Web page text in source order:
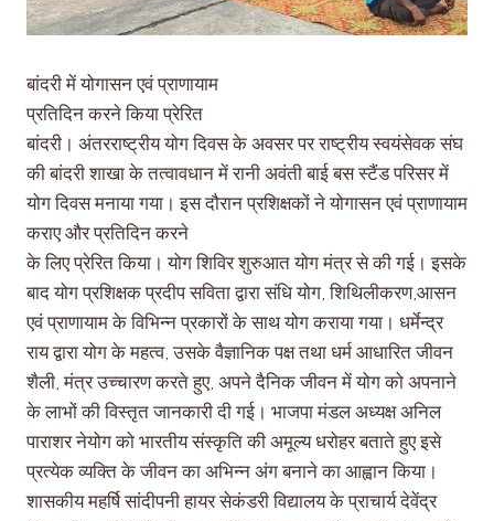
बांदरी में योगासन एवं प्राणायाम
प्रतिदिन करने किया प्रेरित
बांदरी। अंतरराष्ट्रीय योग दिवस के अवसर पर राष्ट्रीय स्वयंसेवक संघ
की बांदरी शाखा के तत्वावधान में रानी अवंती बाई बस स्टैंड परिसर में
योग दिवस मनाया गया। इस दौरान प्रशिक्षकों ने योगासन एवं प्राणायाम
कराए और प्रतिदिन करने
के लिए प्रेरित किया। योग शिविर शुरुआत योग मंत्र से की गई। इसके
बाद योग प्रशिक्षक प्रदीप सविता द्वारा संधि योग, शिथिलीकरण,आसन
एवं प्राणायाम के विभिन्न प्रकारों के साथ योग कराया गया। धर्मेन्द्र
राय द्वारा योग के महत्व, उसके वैज्ञानिक पक्ष तथा धर्म आधारित जीवन
शैली, मंत्र उच्चारण करते हुए, अपने दैनिक जीवन में योग को अपनाने
के लाभों की विस्तृत जानकारी दी गई। भाजपा मंडल अध्यक्ष अनिल
पाराशर नेयोग को भारतीय संस्कृति की अमूल्य धरोहर बताते हुए इसे
प्रत्येक व्यक्ति के जीवन का अभिन्न अंग बनाने का आह्वान किया।
शासकीय महर्षि सांदीपनी हायर सेकंडरी विद्यालय के प्राचार्य देवेंद्र